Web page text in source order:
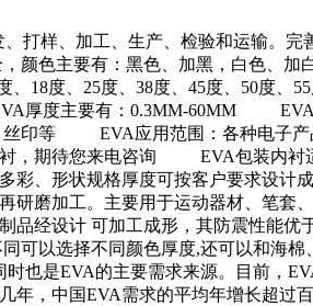
打样、加工、生产、检验和运输。
颜色主要有：黑色、加黑，白色、
度、25度、38度、45度、50度
度主要有：0.3MM-60MM EVA
等 EVA应用范围：各种电子产
，期待您来电咨询 EVA包装内衬
彩、形状规格厚度可按客户要求
磨加工。主要用于运动器材、笔套
品经设计 可加工成形，其防震性
可以选择不同颜色厚度,还可以和海
是EVA的主要需求来源。目前，
年，中国EVA需求的平均年增长超